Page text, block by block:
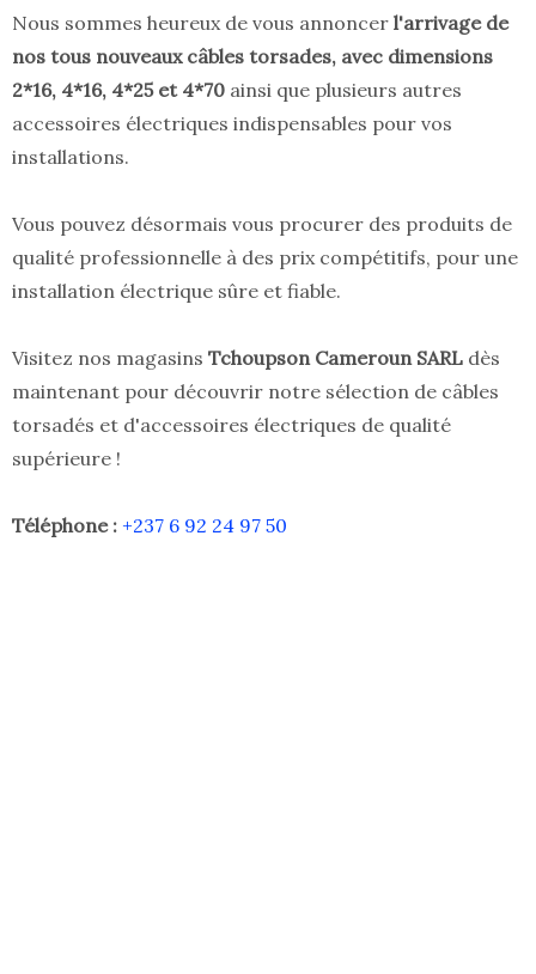
Nous sommes heureux de vous annoncer l'arrivage de
nos tous nouveaux câbles torsades, avec dimensions
2*16, 4*16, 4*25 et 4*70 ainsi que plusieurs autres
accessoires électriques indispensables pour vos
installations.
Vous pouvez désormais vous procurer des produits de
qualité professionnelle à des prix compétitifs, pour une
installation électrique sûre et fiable.
Visitez nos magasins Tchoupson Cameroun SARL dès
maintenant pour découvrir notre sélection de câbles
torsadés et d'accessoires électriques de qualité
supérieure !
Téléphone : +237 6 92 24 97 50